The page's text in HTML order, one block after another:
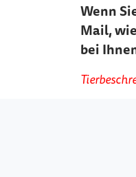
Wenn
Mail,
bei